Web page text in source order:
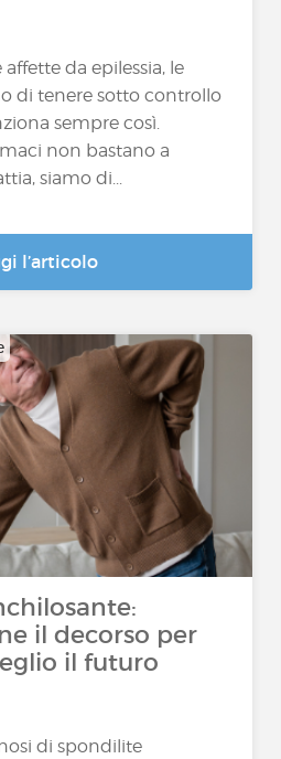
da epilessia, le
di tenere sotto controllo
sempre così.
non bastano a
siamo di...
l’articolo
il decorso per
il futuro
di spondilite